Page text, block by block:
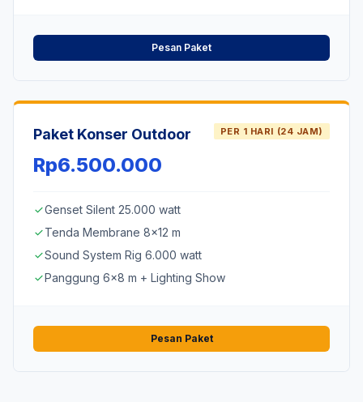
Pesan Paket
Paket Konser Outdoor PER 1 HARI (24 JAM)
Rp6.500.000
checkGenset Silent 25.000 watt
checkTenda Membrane 8x12 m
checkSound System Rig 6.000 watt
checkPanggung 6x8 m + Lighting Show
Pesan Paket